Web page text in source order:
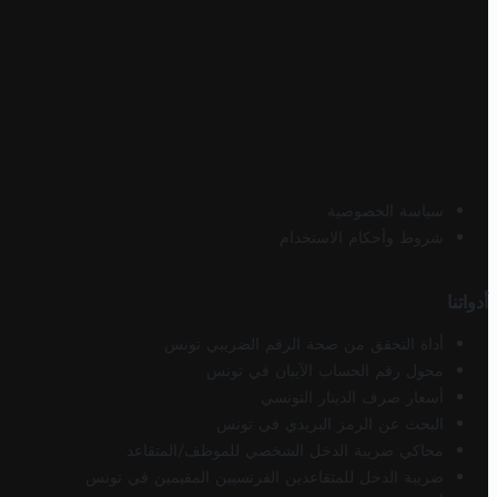
سياسة الخصوصية
شروط وأحكام الاستخدام
أدواتنا
أداة التحقق من صحة الرقم الضريبي تونس
محول رقم الحساب الآيبان في تونس
أسعار صرف الدينار التونسي
البحث عن الرمز البريدي في تونس
محاكي ضريبة الدخل الشخصي للموظف/المتقاعد
ضريبة الدخل للمتقاعدين الفرنسيين المقيمين في تونس